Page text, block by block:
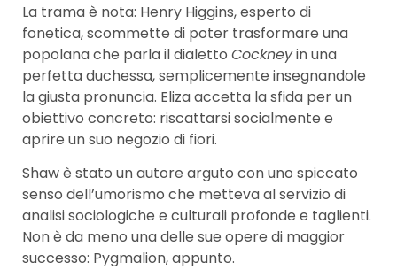
La trama è nota: Henry Higgins, esperto di
fonetica, scommette di poter trasformare una
popolana che parla il dialetto Cockneyin una
perfetta duchessa, semplicemente insegnandole
la giusta pronuncia. Eliza accetta la sfida per un
obiettivo concreto: riscattarsi socialmente e
aprire un suo negozio di fiori.
Shaw è stato un autore arguto con uno spiccato
senso dell’umorismo che metteva al servizio di
analisi sociologiche e culturali profonde e taglienti.
Non è da meno una delle sue opere di maggior
successo: Pygmalion, appunto.